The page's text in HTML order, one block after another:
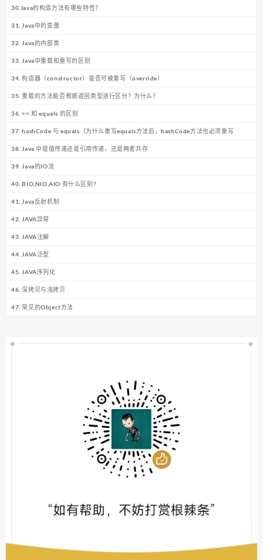
30.Java的构造方法有哪些特性？
31. Java中的变量
32. Java的内部类
33. Java中重载和重写的区别
34. 构造器（constructor）是否可被重写（override）
35. 重载的方法能否根据返回类型进行区分？为什么？
36. == 和 equals 的区别
37. hashCode 与 equals（为什么重写equals方法后，hashCode方法也必须重写
38. Java 中是值传递还是引用传递，还是两者共存
39. Java的IO流
40. BIO,NIO,AIO 有什么区别?
41. Java反射机制
42. JAVA异常
43. JAVA注解
44. JAVA泛型
45. JAVA序列化
46. 深拷贝与浅拷贝
47. 常见的Object方法